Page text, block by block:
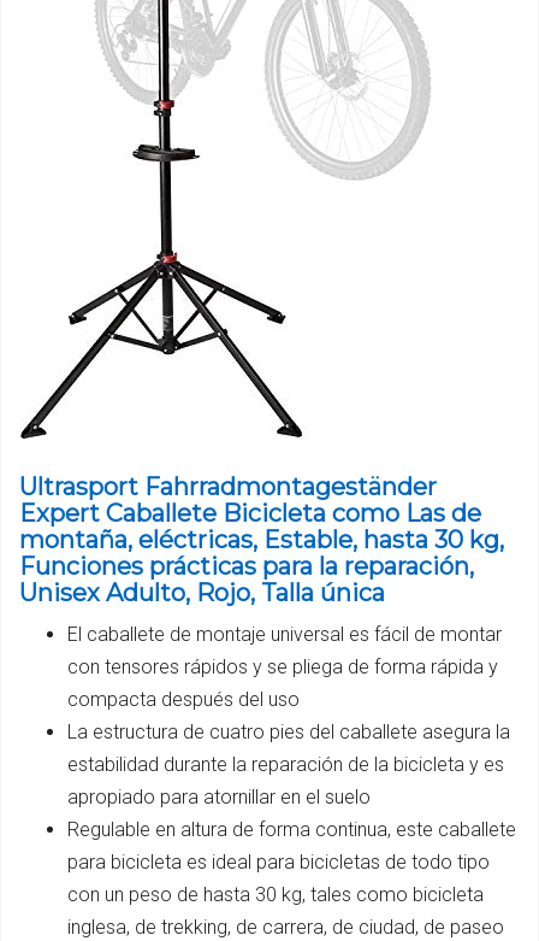
Ultrasport Fahrradmontageständer
Expert Caballete Bicicleta como Las de
montaña, eléctricas, Estable, hasta 30 kg,
Funciones prácticas para la reparación,
Unisex Adulto, Rojo, Talla única
El caballete de montaje universal es fácil de montar
con tensores rápidos y se pliega de forma rápida y
compacta después del uso
La estructura de cuatro pies del caballete asegura la
estabilidad durante la reparación de la bicicleta y es
apropiado para atornillar en el suelo
Regulable en altura de forma continua, este caballete
para bicicleta es ideal para bicicletas de todo tipo
con un peso de hasta 30 kg, tales como bicicleta
inglesa, de trekking, de carrera, de ciudad, de paseo